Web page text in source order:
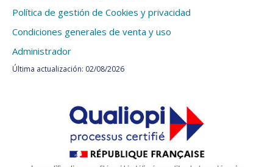
Política de gestión de Cookies y privacidad
Condiciones generales de venta y uso
Administrador
Última actualización: 02/08/2026